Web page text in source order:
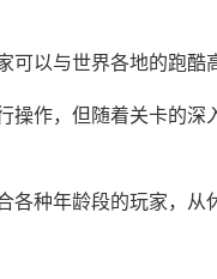
与世界各地的跑酷
作，但随着关卡的深
种年龄段的玩家，从